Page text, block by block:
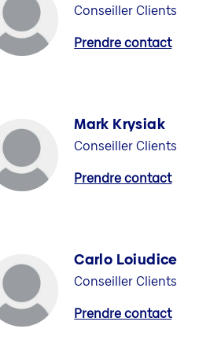
Conseiller Clients
Prendre contact
Mark Krysiak
Conseiller Clients
Prendre contact
Carlo Loiudice
Conseiller Clients
Prendre contact